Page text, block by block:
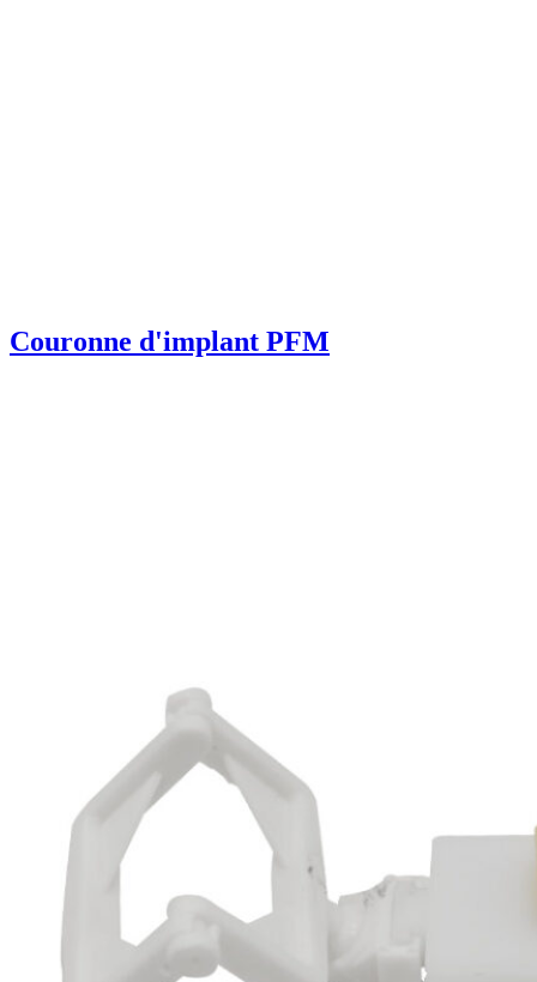
Couronne d'implant PFM